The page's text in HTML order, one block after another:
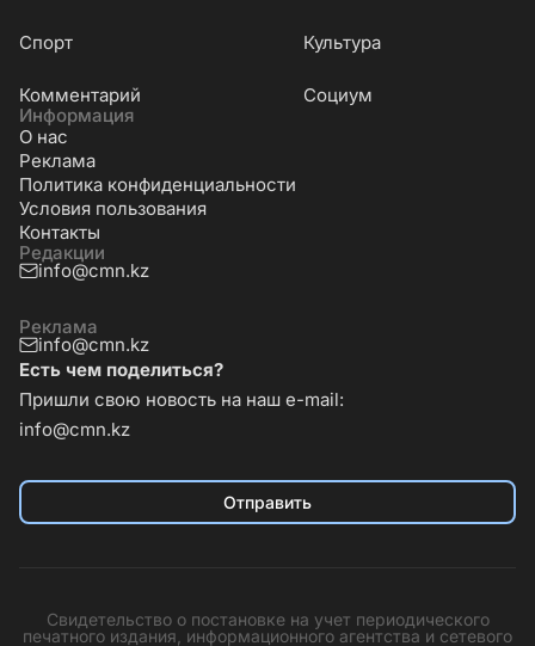
Cпорт Культура
Комментарий
Социум
Информация
О нас
Реклама
Политика конфиденциальности
Условия пользования
Контакты
Редакции
info@cmn.kz
Реклама
info@cmn.kz
Есть чем поделиться?
Пришли свою новость на наш e-mail:
info@cmn.kz
Отправить
Свидетельство о постановке на учет периодического
печатного издания, информационного агентства и сетевого